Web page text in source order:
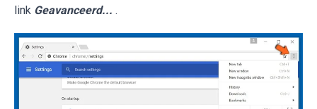
link Geavanceerd... .